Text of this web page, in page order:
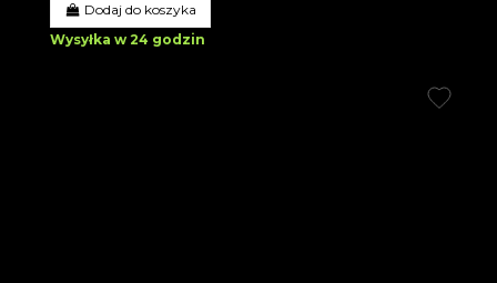
Dodaj do koszyka
Wysyłka w 24 godzin